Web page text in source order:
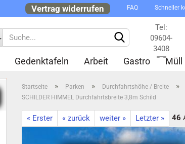
Vertrag widerrufen FAQ Schneller
Tel:
09604-
3408
Gedenktafeln Arbeit Gastro Müll
Startseite » Parken » Durchfahrtshöhe / Breite »
SCHILDER HIMMEL Durchfahrtsbreite 3,8m Schild
« Erster « zurück weiter » Letzter » 46